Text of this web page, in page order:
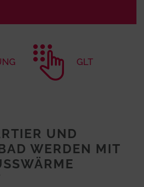
GLT
UND
WERDEN MIT